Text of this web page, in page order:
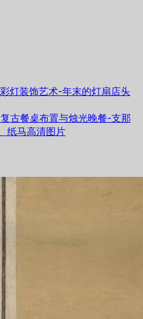
灯装饰艺术-年末的灯扇店头
古餐桌布置与烛光晚餐-支那
纸马高清图片